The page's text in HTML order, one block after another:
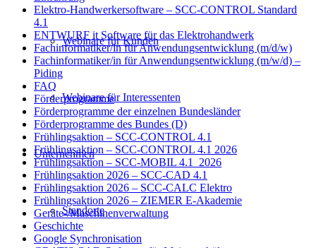
Webinare für Kunden
Webinare für Interessenten
Unternehmen
Standorte
Elektro-Handwerkersoftware – SCC-CONTROL Standard
4.1
ENTWURF it Software für das Elektrohandwerk
Fachinformatiker/in für Anwendungsentwicklung (m/d/w)
Fachinformatiker/in für Anwendungsentwicklung (m/w/d) –
Piding
FAQ
Förderprogramme
Förderprogramme der einzelnen Bundesländer
Förderprogramme des Bundes (D)
Frühlingsaktion – SCC-CONTROL 4.1
Frühlingsaktion – SCC-CONTROL 4.1 2026
Frühlingsaktion – SCC-MOBIL 4.1_2026
Frühlingsaktion 2026 – SCC-CAD 4.1
Frühlingsaktion 2026 – SCC-CALC Elektro
Frühlingsaktion 2026 – ZIEMER E-Akademie
Geräte-/Maschinenverwaltung
Geschichte
Google Synchronisation